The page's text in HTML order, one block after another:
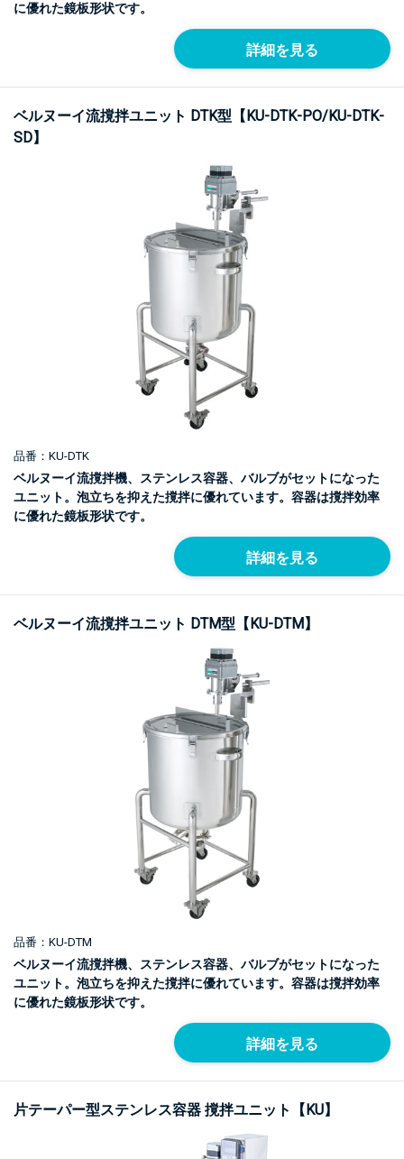
に優れた鏡板形状です。
詳細を見る
ベルヌーイ流撹拌ユニット DTK型【KU-DTK-PO/KU-DTK-
SD】
品番：KU-DTK
ベルヌーイ流撹拌機、ステンレス容器、バルブがセットになった
ユニット。泡立ちを抑えた撹拌に優れています。容器は撹拌効率
に優れた鏡板形状です。
詳細を見る
ベルヌーイ流撹拌ユニット DTM型【KU-DTM】
品番：KU-DTM
ベルヌーイ流撹拌機、ステンレス容器、バルブがセットになった
ユニット。泡立ちを抑えた撹拌に優れています。容器は撹拌効率
に優れた鏡板形状です。
詳細を見る
片テーパー型ステンレス容器 撹拌ユニット【KU】